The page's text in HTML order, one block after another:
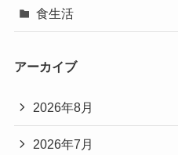
食生活
アーカイブ
2026年8月
2026年7月